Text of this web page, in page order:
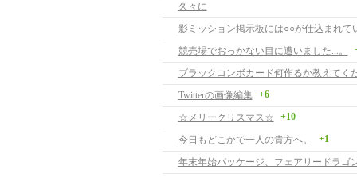
久々に
影ミッション掲示板には○○が仕込まれて
競売場でおっかない目に遭いました...。
ブラックコンボカード何作るか教えてく
Twitterの画像編集
+6
☆メリークリスマス☆ +10
今日もどこかで一人の貴方へ。 +1
年末年始パッケージ、フェアリードラゴ